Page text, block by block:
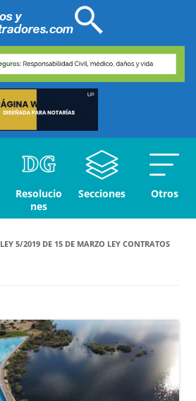
Resolucio
nes
Secciones Otros
LEY 5/2019 DE 15 DE MARZO LEY CONTRATOS